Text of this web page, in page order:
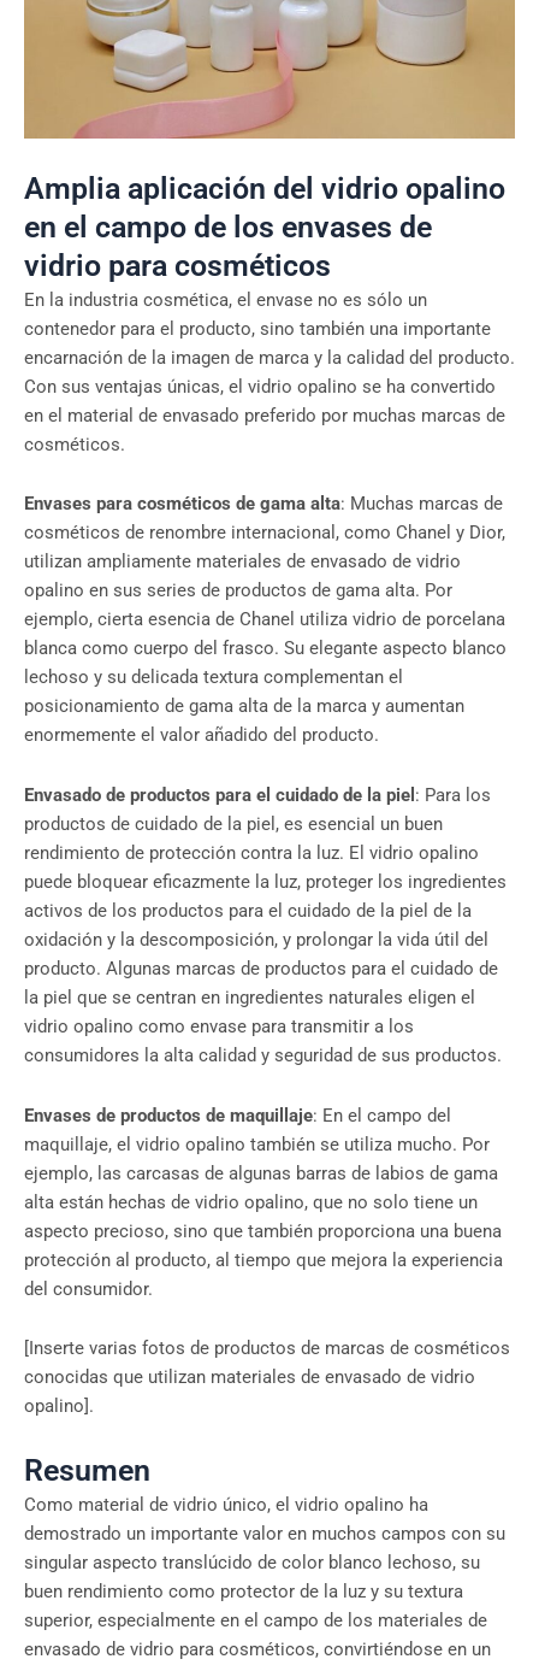
Amplia aplicación del vidrio opalino
en el campo de los envases de
vidrio para cosméticos
En la industria cosmética, el envase no es sólo un
contenedor para el producto, sino también una importante
encarnación de la imagen de marca y la calidad del producto.
Con sus ventajas únicas, el vidrio opalino se ha convertido
en el material de envasado preferido por muchas marcas de
cosméticos.
Envases para cosméticos de gama alta: Muchas marcas de
cosméticos de renombre internacional, como Chanel y Dior,
utilizan ampliamente materiales de envasado de vidrio
opalino en sus series de productos de gama alta. Por
ejemplo, cierta esencia de Chanel utiliza vidrio de porcelana
blanca como cuerpo del frasco. Su elegante aspecto blanco
lechoso y su delicada textura complementan el
posicionamiento de gama alta de la marca y aumentan
enormemente el valor añadido del producto.
Envasado de productos para el cuidado de la piel : Para los
productos de cuidado de la piel, es esencial un buen
rendimiento de protección contra la luz. El vidrio opalino
puede bloquear eficazmente la luz, proteger los ingredientes
activos de los productos para el cuidado de la piel de la
oxidación y la descomposición, y prolongar la vida útil del
producto. Algunas marcas de productos para el cuidado de
la piel que se centran en ingredientes naturales eligen el
vidrio opalino como envase para transmitir a los
consumidores la alta calidad y seguridad de sus productos.
Envases de productos de maquillaje: En el campo del
maquillaje, el vidrio opalino también se utiliza mucho. Por
ejemplo, las carcasas de algunas barras de labios de gama
alta están hechas de vidrio opalino, que no solo tiene un
aspecto precioso, sino que también proporciona una buena
protección al producto, al tiempo que mejora la experiencia
del consumidor.
[Inserte varias fotos de productos de marcas de cosméticos
conocidas que utilizan materiales de envasado de vidrio
opalino].
Resumen
Como material de vidrio único, el vidrio opalino ha
demostrado un importante valor en muchos campos con su
singular aspecto translúcido de color blanco lechoso, su
buen rendimiento como protector de la luz y su textura
superior, especialmente en el campo de los materiales de
envasado de vidrio para cosméticos, convirtiéndose en un